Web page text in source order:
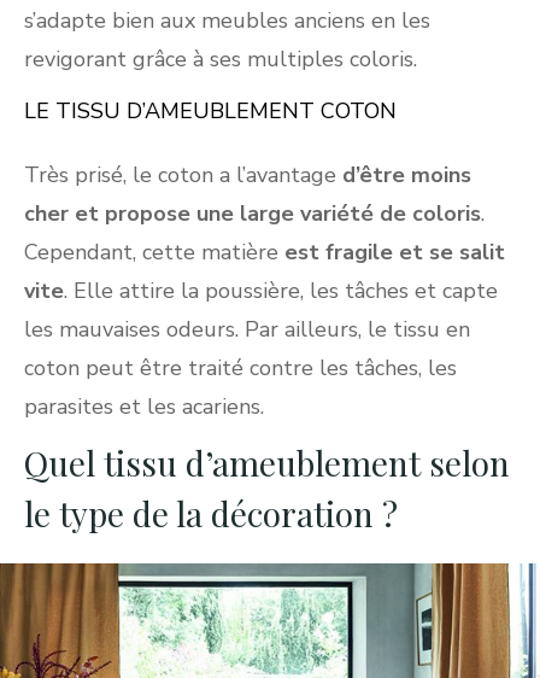
s’adapte bien aux meubles anciens en les
revigorant grâce à ses multiples coloris.
LE TISSU D’AMEUBLEMENT COTON
Très prisé, le coton a l’avantage d’être moins
cher et propose une large variété de coloris.
Cependant, cette matière est fragile et se salit
vite. Elle attire la poussière, les tâches et capte
les mauvaises odeurs. Par ailleurs, le tissu en
coton peut être traité contre les tâches, les
parasites et les acariens.
Quel tissu d’ameublement selon
le type de la décoration ?